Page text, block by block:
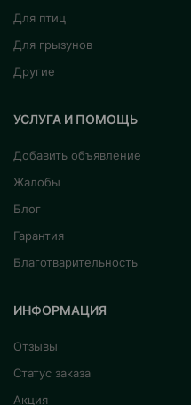
Для птиц
Для грызунов
Другие
УСЛУГА И ПОМОЩЬ
Добавить объявление
Жалобы
Блог
Гарантия
Благотварительность
ИНФОРМАЦИЯ
Отзывы
Статус заказа
Акция